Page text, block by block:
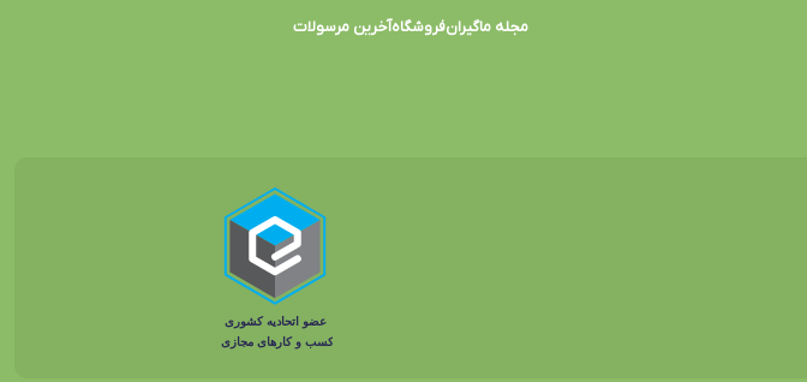
مجله ماگیرانفروشگاهآخرین مرسولات